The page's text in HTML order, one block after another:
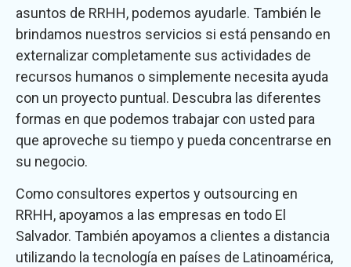
asuntos de RRHH, podemos ayudarle. También le
brindamos nuestros servicios si está pensando en
externalizar completamente sus actividades de
recursos humanos o simplemente necesita ayuda
con un proyecto puntual. Descubra las diferentes
formas en que podemos trabajar con usted para
que aproveche su tiempo y pueda concentrarse en
su negocio.
Como consultores expertos y outsourcing en
RRHH, apoyamos a las empresas en todo El
Salvador. También apoyamos a clientes a distancia
utilizando la tecnología en países de Latinoamérica,